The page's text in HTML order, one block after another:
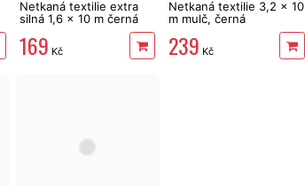
Netkaná textilie extra
silná 1,6 x 10 m černá
169 Kč
Netkaná textilie 3,2 x 10
m mulč, černá
239 Kč